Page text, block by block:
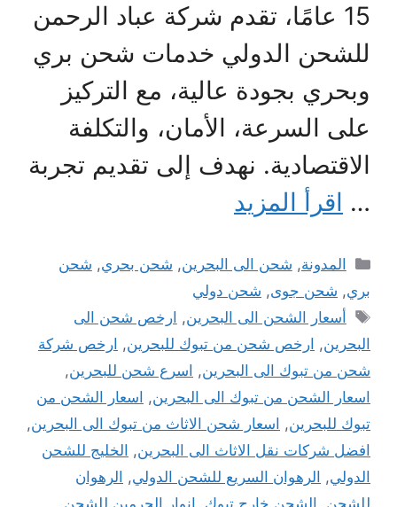
15 عامًا، تقدم شركة عباد الرحمن
للشحن الدولي خدمات شحن بري
وبحري بجودة عالية، مع التركيز
على السرعة، الأمان، والتكلفة
الاقتصادية. نهدف إلى تقديم تجربة
… اقرأ المزيد
التصنيفات
المدونة, شحن الى البحرين, شحن بحري, شحن
بري, شحن جوى, شحن دولي
الوسوم
أسعار الشحن الى البحرين, ارخص شحن الى
البحرين, ارخص شحن من تبوك للبحرين, ارخص شركة
شحن من تبوك الى البحرين, اسرع شحن للبحرين,
اسعار الشحن من تبوك الى البحرين, اسعار الشحن من
تبوك للبحرين, اسعار شحن الاثاث من تبوك الى البحرين,
افضل شركات نقل الاثاث الى البحرين, الخليج للشحن
الدولي, الرهوان السريع للشحن الدولي, الرهوان